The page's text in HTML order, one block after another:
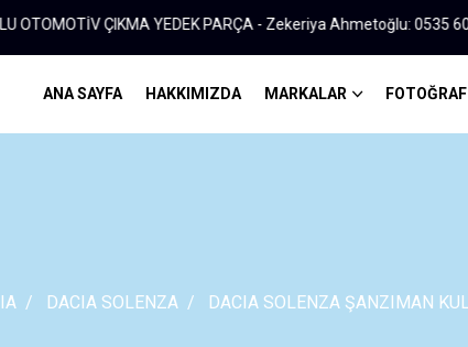
ÇIKMA YEDEK PARÇA - Zekeriya Ahmetoğlu: 0535 601 64 69 -
ANA SAYFA HAKKIMIZDA MARKALAR
DACIA SOLENZA DACIA SOLENZA ŞANZIMAN